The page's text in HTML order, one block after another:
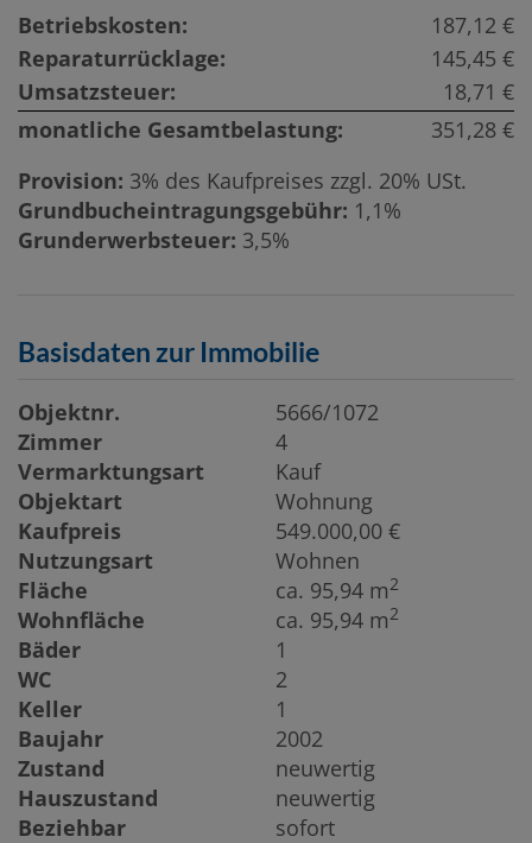
Betriebskosten:
187,12 €
Reparaturrücklage:
145,45 €
Umsatzsteuer:
18,71 €
monatliche Gesamtbelastung:
351,28 €
Provision: 3% des Kaufpreises zzgl. 20% USt.
Grundbucheintragungsgebühr: 1,1%
Grunderwerbsteuer: 3,5%
Basisdaten zur Immobilie
Objektnr.
5666/1072
Zimmer
4
Vermarktungsart
Kauf
Objektart
Wohnung
Kaufpreis
549.000,00 €
Nutzungsart
Wohnen
Fläche
ca. 95,94 m2
Wohnfläche ca. 95,94 m2
Bäder
1
WC
2
Keller
1
Baujahr
2002
Zustand
neuwertig
Hauszustand
neuwertig
Beziehbar
sofort